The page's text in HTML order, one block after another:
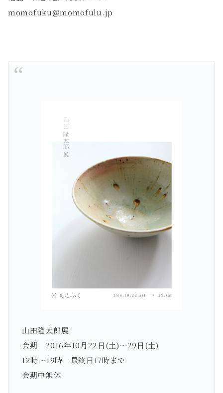
momofuku@momofulu.jp
山田隆太郎展
会期 2016年10月22日(土)〜29日(土)
12時～19時 最終日17時まで
会期中無休